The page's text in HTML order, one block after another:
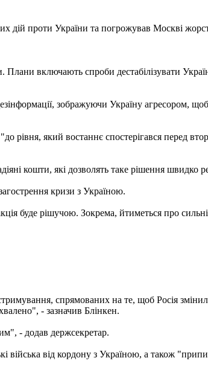
дій проти України та погрожував Москві
включають спроби дестабілізувати
зображуючи Україну агресором,
рівня, який востаннє спостерігався перед
кошти, які дозволять таке рішення швидко
кризи з Україною.
буде рішучою. Зокрема, йтиметься про сильні
спрямованих на те, щоб Росія
- зазначив Блінкен.
- додав держсекретар.
від кордону з Україною, а також